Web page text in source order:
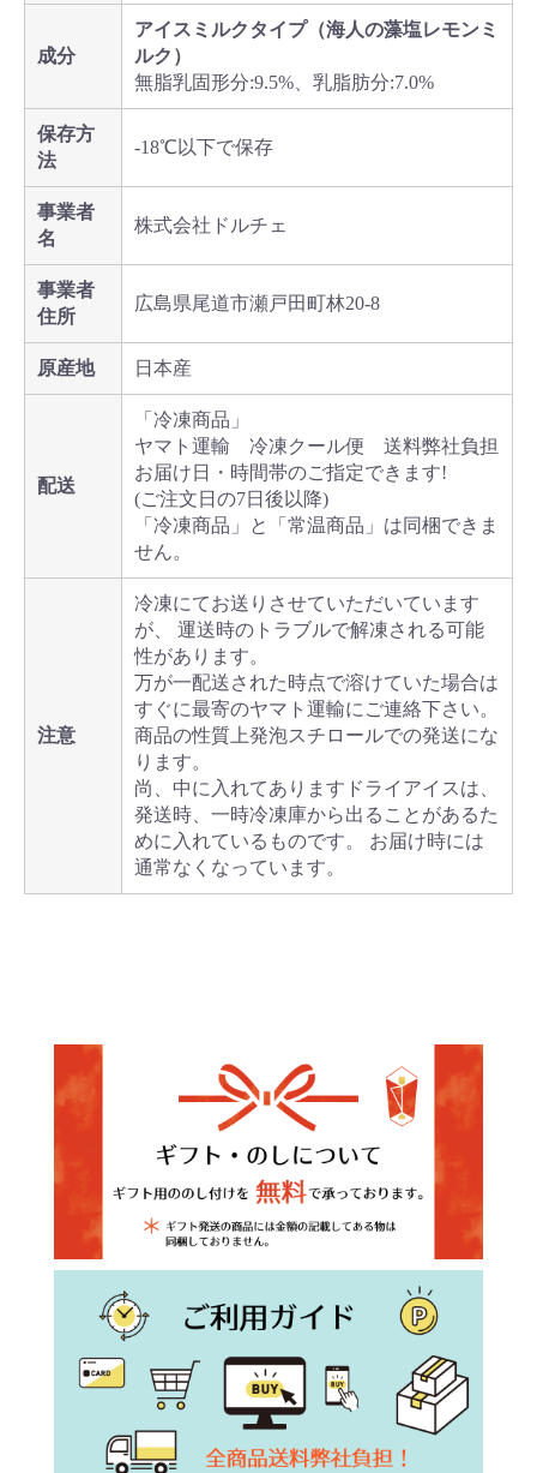
成分
アイスミルクタイプ（海人の藻塩レモンミ
ルク）
無脂乳固形分:9.5%、乳脂肪分:7.0%
保存方
法
-18℃以下で保存
事業者
名
株式会社ドルチェ
事業者
住所
広島県尾道市瀬戸田町林20-8
原産地 日本産
配送
「冷凍商品」
ヤマト運輸 冷凍クール便 送料弊社負担
お届け日・時間帯のご指定できます!
(ご注文日の7日後以降)
「冷凍商品」と「常温商品」は同梱できま
せん。
注意
冷凍にてお送りさせていただいています
が、 運送時のトラブルで解凍される可能
性があります。
万が一配送された時点で溶けていた場合は
すぐに最寄のヤマト運輸にご連絡下さい。
商品の性質上発泡スチロールでの発送にな
ります。
尚、中に入れてありますドライアイスは、
発送時、一時冷凍庫から出ることがあるた
めに入れているものです。 お届け時には
通常なくなっています。